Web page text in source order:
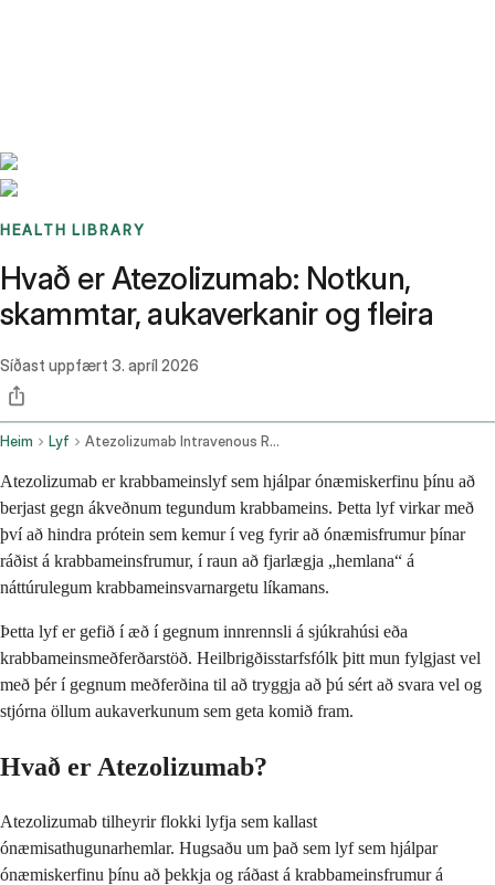
HEALTH LIBRARY
Hvað er Atezolizumab: Notkun,
skammtar, aukaverkanir og fleira
Síðast uppfært 3. apríl 2026
Heim Lyf Atezolizumab Intravenous Route
Atezolizumab er krabbameinslyf sem hjálpar ónæmiskerfinu þínu að
berjast gegn ákveðnum tegundum krabbameins. Þetta lyf virkar með
því að hindra prótein sem kemur í veg fyrir að ónæmisfrumur þínar
ráðist á krabbameinsfrumur, í raun að fjarlægja „hemlana“ á
náttúrulegum krabbameinsvarnargetu líkamans.
Þetta lyf er gefið í æð í gegnum innrennsli á sjúkrahúsi eða
krabbameinsmeðferðarstöð. Heilbrigðisstarfsfólk þitt mun fylgjast vel
með þér í gegnum meðferðina til að tryggja að þú sért að svara vel og
stjórna öllum aukaverkunum sem geta komið fram.
Hvað er Atezolizumab?
Atezolizumab tilheyrir flokki lyfja sem kallast
ónæmisathugunarhemlar. Hugsaðu um það sem lyf sem hjálpar
ónæmiskerfinu þínu að þekkja og ráðast á krabbameinsfrumur á